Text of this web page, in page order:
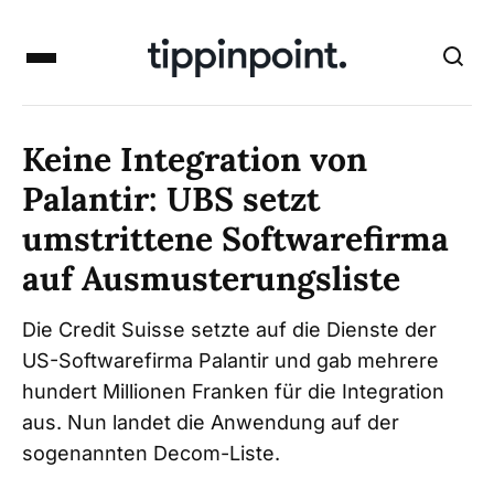
Keine Integration von
Palantir: UBS setzt
umstrittene Softwarefirma
auf Ausmusterungsliste
Die Credit Suisse setzte auf die Dienste der
US-Softwarefirma Palantir und gab mehrere
hundert Millionen Franken für die Integration
aus. Nun landet die Anwendung auf der
sogenannten Decom-Liste.